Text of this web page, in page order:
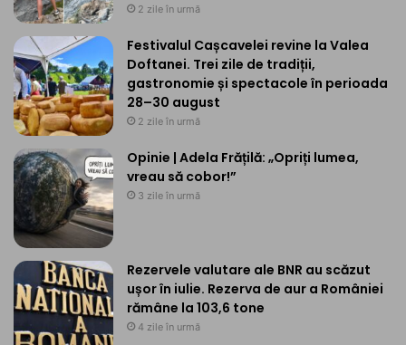
2 zile în urmă
Festivalul Cașcavelei revine la Valea
Doftanei. Trei zile de tradiții,
gastronomie și spectacole în perioada
28–30 august
2 zile în urmă
Opinie | Adela Frățilă: „Opriți lumea,
vreau să cobor!”
3 zile în urmă
Rezervele valutare ale BNR au scăzut
ușor în iulie. Rezerva de aur a României
rămâne la 103,6 tone
4 zile în urmă